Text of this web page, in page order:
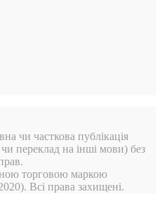
чи часткова публікація
переклад на інші мови) без
торговою маркою
Всі права захищені.